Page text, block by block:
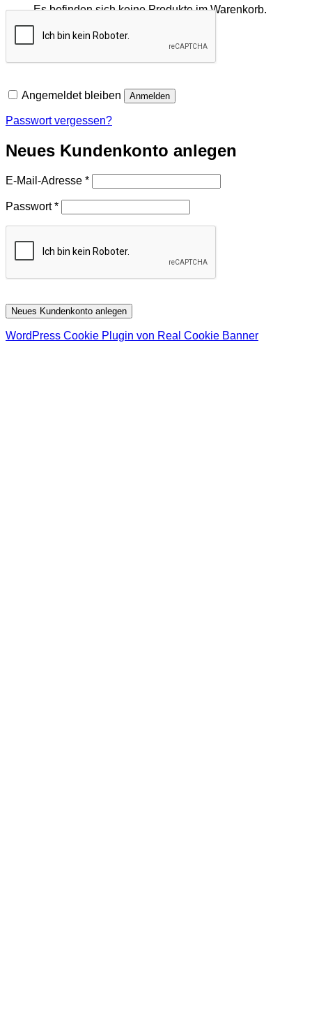
Es befinden sich keine Produkte im Warenkorb.
Zurück zum Shop
Angemeldet bleiben Anmelden
Passwort vergessen?
Neues Kundenkonto anlegen
E-Mail-Adresse *Erforderlich
Passwort*Erforderlich
Neues Kundenkonto anlegen
WordPress Cookie Plugin von Real Cookie Banner